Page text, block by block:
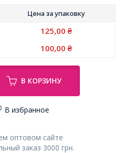
Цена за упаковку
125,00₴
100,00₴
В КОРЗИНУ
В избранное
оптовом сайте
заказ 3000 грн.